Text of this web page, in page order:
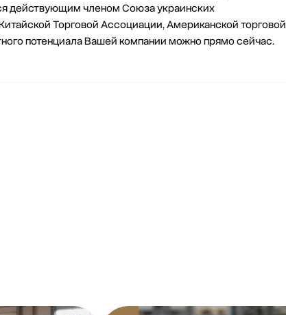
действующим членом Союза украинских
Торговой Ассоциации, Американской торговой
потенциалаВашей компании можно прямо сейчас.